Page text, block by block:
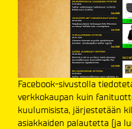
Facebook-sivustolla
verkkokaupan kuin
kuulumisista, järjestetään
asiakkaiden palautetta (ja